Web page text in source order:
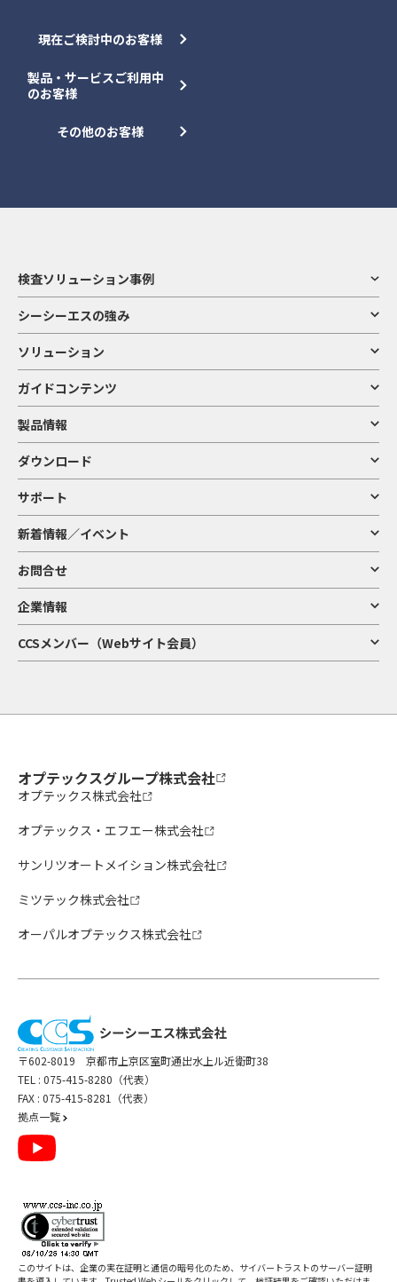
現在ご検討中のお客様
製品・サービスご利用中
のお客様
その他のお客様
検査ソリューション事例
シーシーエスの強み
ソリューション
ガイドコンテンツ
製品情報
ダウンロード
サポート
新着情報／イベント
お問合せ
企業情報
CCSメンバー（Webサイト会員）
オプテックスグループ株式会社
オプテックス株式会社
オプテックス・エフエー株式会社
サンリツオートメイション株式会社
ミツテック株式会社
オーパルオプテックス株式会社
〒602-8019 京都市上京区室町通出水上ル近衛町38
TEL : 075-415-8280（代表）
FAX : 075-415-8281（代表）
拠点一覧
このサイトは、企業の実在証明と通信の暗号化のため、サイバートラストのサーバー証明